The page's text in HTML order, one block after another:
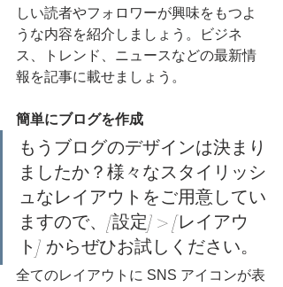
しい読者やフォロワーが興味をもつよ
うな内容を紹介しましょう。ビジネ
ス、トレンド、ニュースなどの最新情
報を記事に載せましょう。
簡単にブログを作成
もうブログのデザインは決まり
ましたか？様々なスタイリッシ
ュなレイアウトをご用意してい
ますので、[設定] > [レイアウ
ト] からぜひお試しください。
全てのレイアウトに SNS アイコンが表